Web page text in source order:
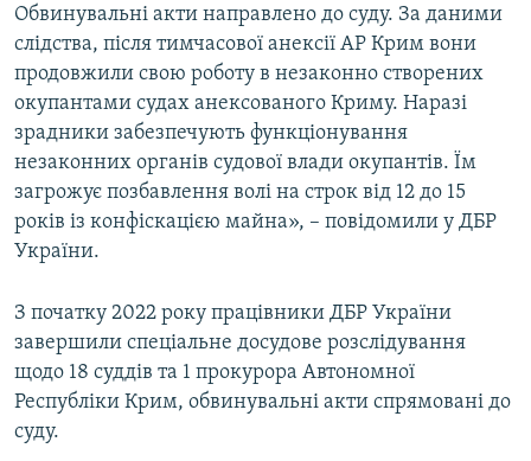
Обвинувальні акти направлено до суду. За даними
слідства, після тимчасової анексії АР Крим вони
продовжили свою роботу в незаконно створених
окупантами судах анексованого Криму. Наразі
зрадники забезпечують функціонування
незаконних органів судової влади окупантів. Їм
загрожує позбавлення волі на строк від 12 до 15
років із конфіскацією майна», – повідомили у ДБР
України.
З початку 2022 року працівники ДБР України
завершили спеціальне досудове розслідування
щодо 18 суддів та 1 прокурора Автономної
Республіки Крим, обвинувальні акти спрямовані до
суду.